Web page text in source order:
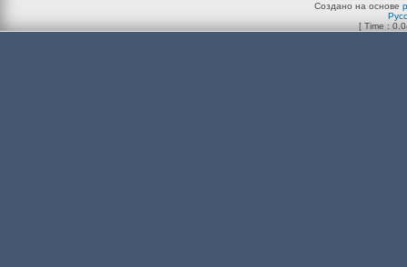
Создано на основе
[ Time :